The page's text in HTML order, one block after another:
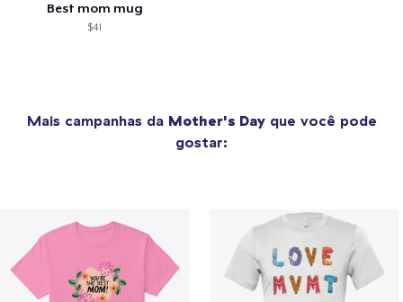
Best mom mug
$41
Mais campanhas da Mother's Dayque você pode
gostar: